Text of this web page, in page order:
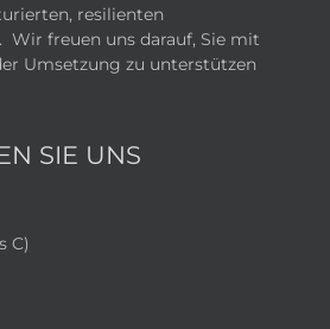
resilienten
Wir freuen uns darauf, Sie mit
Umsetzung zu unterstützen
SIE UNS
C)